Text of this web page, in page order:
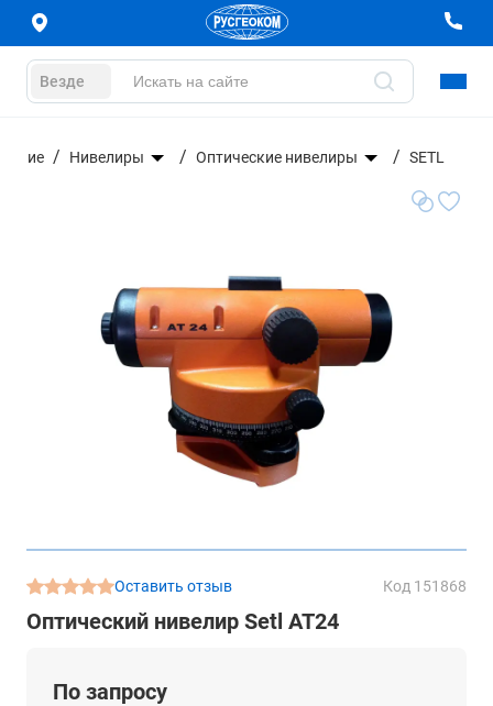
Везде
Нивелиры Оптические нивелиры SETL
Оставить отзыв Код 151868
Оптический нивелир Setl AT24
По запросу